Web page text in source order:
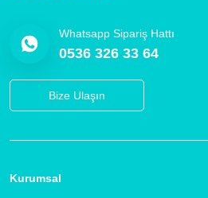
Whatsapp Sipariş Hattı
0536 326 33 64
Bize Ulaşın
Kurumsal